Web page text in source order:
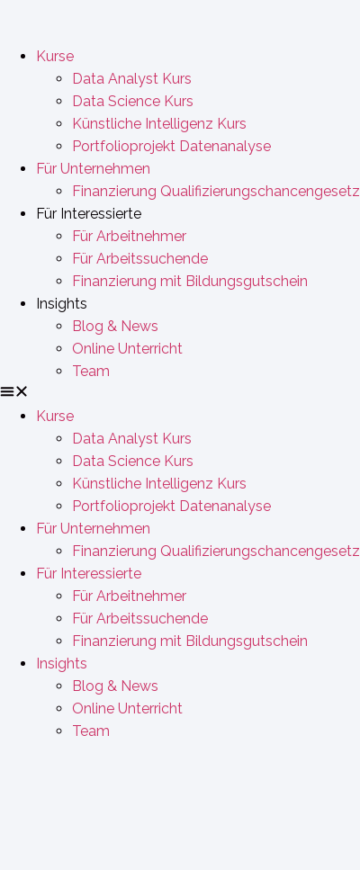
Kurse
Data Analyst Kurs
Data Science Kurs
Künstliche Intelligenz Kurs
Portfolioprojekt Datenanalyse
Für Unternehmen
Finanzierung Qualifizierungschancengesetz
Für Interessierte
Für Arbeitnehmer
Für Arbeitssuchende
Finanzierung mit Bildungsgutschein
Insights
Blog & News
Online Unterricht
Team
Kurse
Data Analyst Kurs
Data Science Kurs
Künstliche Intelligenz Kurs
Portfolioprojekt Datenanalyse
Für Unternehmen
Finanzierung Qualifizierungschancengesetz
Für Interessierte
Für Arbeitnehmer
Für Arbeitssuchende
Finanzierung mit Bildungsgutschein
Insights
Blog & News
Online Unterricht
Team